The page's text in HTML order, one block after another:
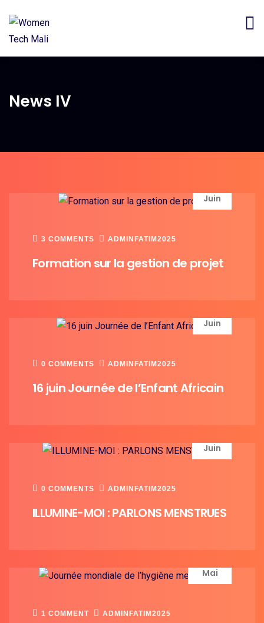
News IV
Juin
3 COMMENTS ADMINFATIM2025
Formation sur la gestion de projet
Juin
0 COMMENTS ADMINFATIM2025
16 juin Journée de l’Enfant Africain
Juin
0 COMMENTS ADMINFATIM2025
ILLUMINE-MOI : PARLONS MENSTRUES
Mai
1 COMMENT ADMINFATIM2025